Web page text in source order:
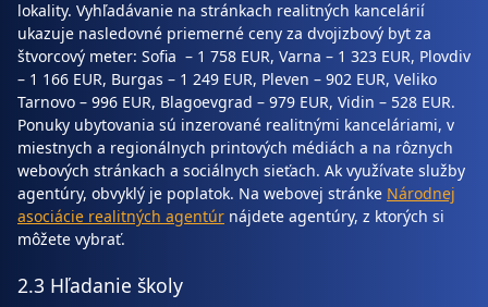
lokality. Vyhľadávanie na stránkach realitných kancelárií
ukazuje nasledovné priemerné ceny za dvojizbový byt za
štvorcový meter: Sofia – 1 758 EUR, Varna – 1 323 EUR, Plovdiv
– 1 166 EUR, Burgas – 1 249 EUR, Pleven – 902 EUR, Veliko
Tarnovo – 996 EUR, Blagoevgrad – 979 EUR, Vidin – 528 EUR.
Ponuky ubytovania sú inzerované realitnými kanceláriami, v
miestnych a regionálnych printových médiách a na rôznych
webových stránkach a sociálnych sieťach. Ak využívate služby
agentúry, obvyklý je poplatok. Na webovej stránke Národnej
asociácie realitných agentúr nájdete agentúry, z ktorých si
môžete vybrať.
2.3 Hľadanie školy